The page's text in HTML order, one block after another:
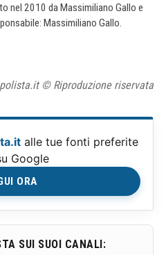
nel 2010 da Massimiliano Gallo e
Massimiliano Gallo.
© Riproduzione riservata
alle tue fonti preferite
Google
ORA
SUI SUOI CANALI: